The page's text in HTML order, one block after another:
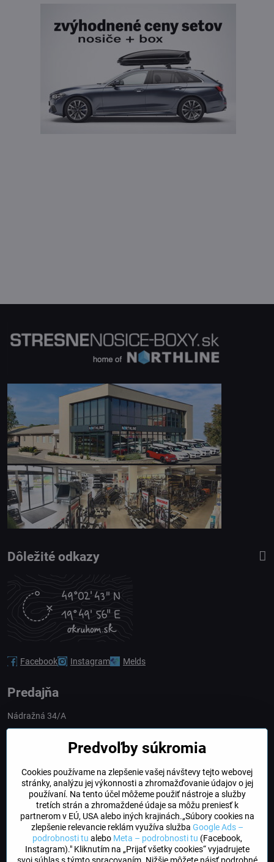
Dôležité odkazy
Facebook Instagram Melds
Predajňa
Nádražná 34/A
obchod​@northline​.sk
Otváracie hodiny
PO, UT, STR, ŠT: 9.00 - 17.00
PIA: 8.00 - 16.00
DogFriendly
Predvoľby súkromia
Cookies používame na zlepšenie vašej návštevy tejto webovej
stránky, analýzu jej výkonnosti a zhromažďovanie údajov o jej
používaní. Na tento účel môžeme použiť nástroje a služby
tretích strán a zhromaždené údaje sa môžu preniesť k
partnerom v EÚ, USA alebo iných krajinách.„Súbory cookies na
zlepšenie relevancie reklám využíva služba Google Ads –
podrobnosti tu alebo Meta – podrobnosti tu (Facebook,
Instagram)." Kliknutím na „Prijať všetky cookies“ vyjadrujete